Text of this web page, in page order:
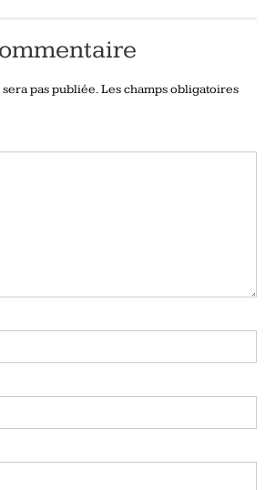
pas publiée.Les champs obligatoires